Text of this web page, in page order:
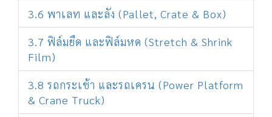
3.6 พาเลท และลัง (Pallet, Crate & Box)
3.7 ฟิล์มยืด และฟิล์มหด (Stretch & Shrink
Film)
3.8 รถกระเช้า และรถเครน (Power Platform
& Crane Truck)